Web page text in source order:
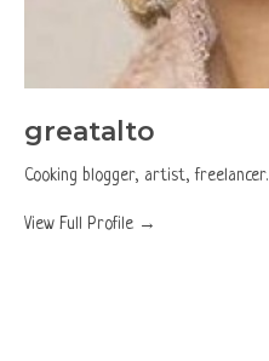
greatalto
Cooking blogger, artist, freelancer.
View Full Profile →